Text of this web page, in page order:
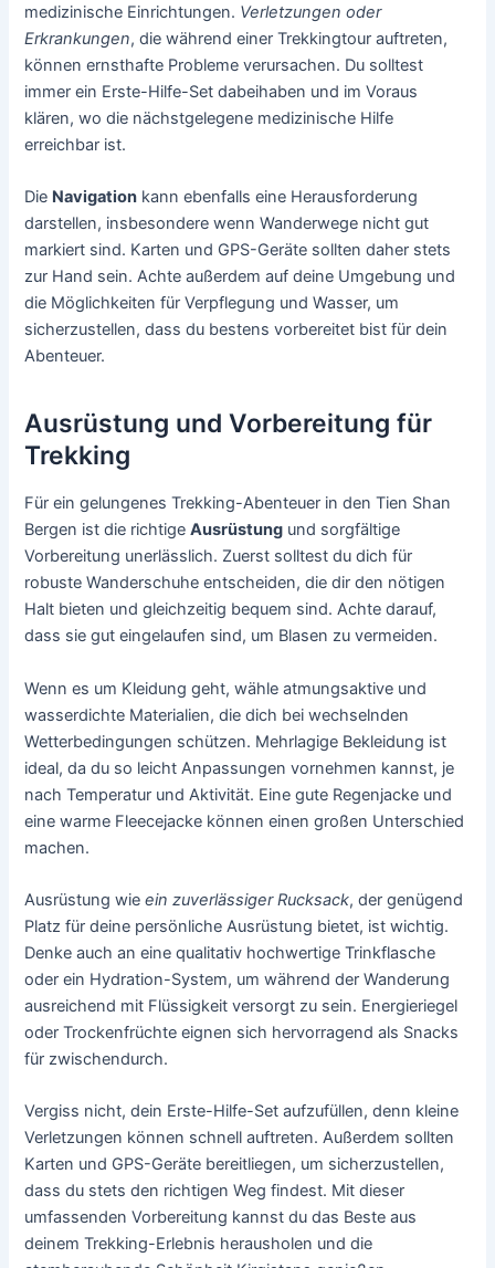
medizinische Einrichtungen. Verletzungen oder
Erkrankungen, die während einer Trekkingtour auftreten,
können ernsthafte Probleme verursachen. Du solltest
immer ein Erste-Hilfe-Set dabeihaben und im Voraus
klären, wo die nächstgelegene medizinische Hilfe
erreichbar ist.
Die Navigation kann ebenfalls eine Herausforderung
darstellen, insbesondere wenn Wanderwege nicht gut
markiert sind. Karten und GPS-Geräte sollten daher stets
zur Hand sein. Achte außerdem auf deine Umgebung und
die Möglichkeiten für Verpflegung und Wasser, um
sicherzustellen, dass du bestens vorbereitet bist für dein
Abenteuer.
Ausrüstung und Vorbereitung für
Trekking
Für ein gelungenes Trekking-Abenteuer in den Tien Shan
Bergen ist die richtigeAusrüstung und sorgfältige
Vorbereitung unerlässlich. Zuerst solltest du dich für
robuste Wanderschuhe entscheiden, die dir den nötigen
Halt bieten und gleichzeitig bequem sind. Achte darauf,
dass sie gut eingelaufen sind, um Blasen zu vermeiden.
Wenn es um Kleidung geht, wähle atmungsaktive und
wasserdichte Materialien, die dich bei wechselnden
Wetterbedingungen schützen. Mehrlagige Bekleidung ist
ideal, da du so leicht Anpassungen vornehmen kannst, je
nach Temperatur und Aktivität. Eine gute Regenjacke und
eine warme Fleecejacke können einen großen Unterschied
machen.
Ausrüstung wieein zuverlässiger Rucksack, der genügend
Platz für deine persönliche Ausrüstung bietet, ist wichtig.
Denke auch an eine qualitativ hochwertige Trinkflasche
oder ein Hydration-System, um während der Wanderung
ausreichend mit Flüssigkeit versorgt zu sein. Energieriegel
oder Trockenfrüchte eignen sich hervorragend als Snacks
für zwischendurch.
Vergiss nicht, dein Erste-Hilfe-Set aufzufüllen, denn kleine
Verletzungen können schnell auftreten. Außerdem sollten
Karten und GPS-Geräte bereitliegen, um sicherzustellen,
dass du stets den richtigen Weg findest. Mit dieser
umfassenden Vorbereitung kannst du das Beste aus
deinem Trekking-Erlebnis herausholen und die